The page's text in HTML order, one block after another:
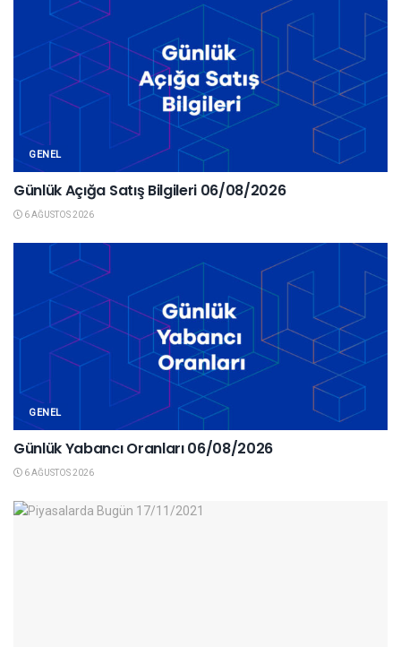
GENEL
Günlük Açığa Satış Bilgileri 06/08/2026
6 AĞUSTOS 2026
GENEL
Günlük Yabancı Oranları 06/08/2026
6 AĞUSTOS 2026